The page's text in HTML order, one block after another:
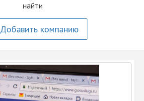
найти
Добавить компанию